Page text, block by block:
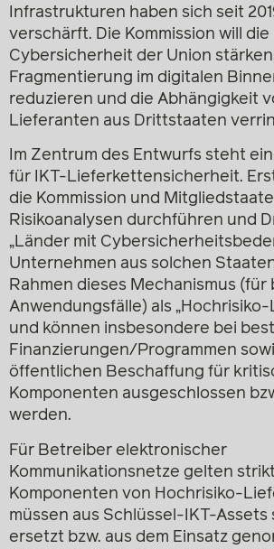
Infrastrukturen haben sich seit
verschärft. Die Kommission will die
Cybersicherheit der Union
Fragmentierung im digitalen
reduzieren und die Abhängigkeit
Lieferanten aus Drittstaaten
Im Zentrum des Entwurfs steht
für IKT-Lieferkettensicherheit.
die Kommission und
Risikoanalysen durchführen und
„Länder mit
Unternehmen aus solchen
Rahmen dieses Mechanismus (für
Anwendungsfälle) als
und können insbesondere bei
Finanzierungen/Programmen
öffentlichen Beschaffung für
Komponenten ausgeschlossen
werden.
Für Betreiber elektronischer
Kommunikationsnetze gelten
Komponenten von Hochrisiko-
müssen aus Schlüssel-IKT-
ersetzt bzw. aus dem Einsatz